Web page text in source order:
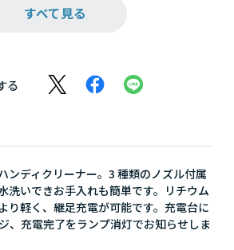
すべて見る
る
ンディクリーナー。3 種類のノズル付属
洗いできお手入れも簡単です。リチウム
り軽く、継足充電が可能です。充電台に
、充電完了をランプ消灯でお知らせしま